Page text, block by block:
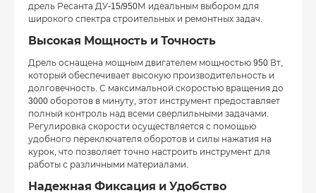
дрель Ресанта ДУ-15/950М идеальным выбором для
широкого спектра строительных и ремонтных задач.
Высокая Мощность и Точность
Дрель оснащена мощным двигателем мощностью 950 Вт,
который обеспечивает высокую производительность и
долговечность. С максимальной скоростью вращения до
3000 оборотов в минуту, этот инструмент предоставляет
полный контроль над всеми сверлильными задачами.
Регулировка скорости осуществляется с помощью
удобного переключателя оборотов и силы нажатия на
курок, что позволяет точно настроить инструмент для
работы с различными материалами.
Надежная Фиксация и Удобство